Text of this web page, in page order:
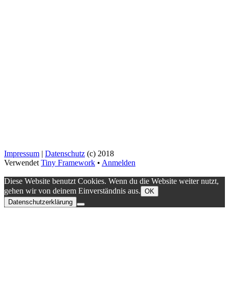
Impressum | Datenschutz (c) 2018
Verwendet Tiny Framework • Anmelden
Diese Website benutzt Cookies. Wenn du die Website weiter nutzt,
gehen wir von deinem Einverständnis aus. OK
Datenschutzerklärung